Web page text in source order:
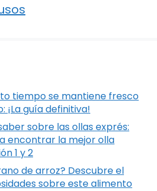
tiempo se mantiene fresco
¡La guía definitiva!
sobre las ollas exprés:
encontrar la mejor olla
1 y 2
de arroz? Descubre el
sobre este alimento